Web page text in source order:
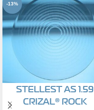
-13%
STELLEST AS 1.59
CRIZAL® ROCK